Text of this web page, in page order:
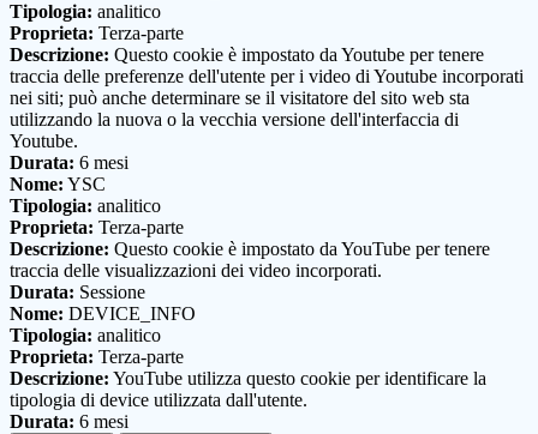
Tipologia: analitico
Proprieta: Terza-parte
Descrizione: Questo cookie è impostato da Youtube per tenere
traccia delle preferenze dell'utente per i video di Youtube incorporati
nei siti; può anche determinare se il visitatore del sito web sta
utilizzando la nuova o la vecchia versione dell'interfaccia di
Youtube.
Durata: 6 mesi
Nome: YSC
Tipologia: analitico
Proprieta: Terza-parte
Descrizione: Questo cookie è impostato da YouTube per tenere
traccia delle visualizzazioni dei video incorporati.
Durata: Sessione
Nome: DEVICE_INFO
Tipologia: analitico
Proprieta: Terza-parte
Descrizione: YouTube utilizza questo cookie per identificare la
tipologia di device utilizzata dall'utente.
Durata: 6 mesi